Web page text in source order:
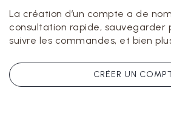
La création d’un compte a de
consultation rapide, sauvegarder
suivre les commandes, et bien
CRÉER UN